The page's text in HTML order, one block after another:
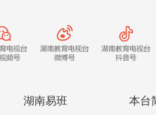
湖南易班 本台